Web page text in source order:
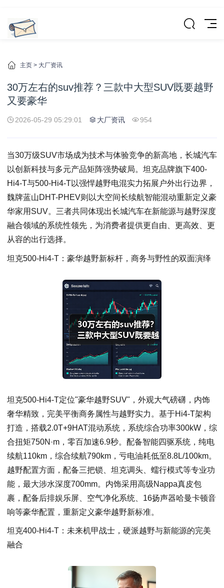
主页 > 大厂资讯
30万左右的suv推荐？三款中大型SUV既要越野
又要豪华
2026-05-29 05:29:01 大厂资讯 954
当30万级SUV市场成为技术与体验竞争的新高地，长城汽车
以创新科技与多元产品矩阵强势破局。坦克品牌旗下400-
Hi4-T与500-Hi4-T以强悍越野电混实力拓展户外出行边界，
魏牌蓝山DHT-PHEV则以大空间长续航智能混动重新定义豪
华家用SUV。三者共同体现出长城汽车在新能源与越野深度
融合领域的系统性领先，为消费者提供更自由、更高效、更
从容的出行选择。
坦克500-Hi4-T：豪华越野新标杆，商务与野性的双面演绎
坦克500-Hi4-T定位"豪华越野SUV"，外观大气磅礴，内饰
奢华精致，完美平衡商务属性与越野实力。基于Hi4-T架构
打造，搭载2.0T+9HAT混动系统，系统综合功率300kW，综
合扭矩750N·m，零百加速6.9秒。配备智能四驱系统，纯电
续航110km，综合续航790km，亏电油耗低至8.8L/100km。
越野配置方面，配备三把锁、坦克调头、蠕行模式等专业功
能，最大涉水深度700mm。内饰采用高级Nappa真皮包
裹，配备后排娱乐屏、空气净化系统、16扬声器哈曼卡顿音
响等豪华配置，重新定义豪华越野新标准。
坦克400-Hi4-T：未来机甲战士，硬派越野与新能源的完美
融合